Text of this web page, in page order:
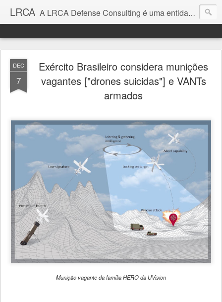
LRCA A LRCA Defense Consulting é uma entidade sem fins lucrativos que se dedica a produzir e divulgar notícias e análises sobre as Empresas de Defesa. Não somos jornalistas e nem este é um blog jornalístico.
DEC
7
Exército Brasileiro considera munições
vagantes ["drones suicidas"] e VANTs
armados
Munição vagante da família HERO da UVision